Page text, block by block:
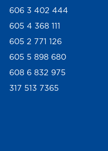
606 3 402 444
605 4 368 111
605 2 771 126
605 5 898 680
608 6 832 975
317 513 7365